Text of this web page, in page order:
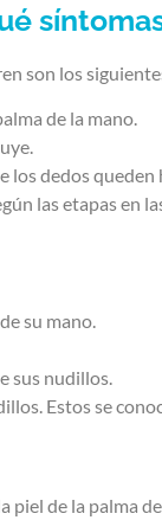
son los
de la mano.
los dedos queden
las etapas en
su mano.
sus nudillos.
Estos se
de la palma